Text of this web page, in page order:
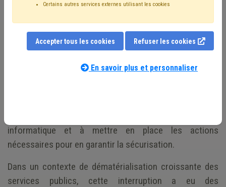
En avril 2025, le Service public de Wallonie (SPW) a été
victime d’une intrusion informatique majeure. En
Belgique (CCB) et le Gouvernement wallon, le Comité
informatique et à mettre en place les actions
nécessaires pour en garantir la sécurisation.
Dans un contexte de dématérialisation croissante des
services publics, cette interruption a eu des
Certains autres services externes utilisant les cookies
Accepter tous les cookies Refuser les cookies
En savoir plus et personnaliser